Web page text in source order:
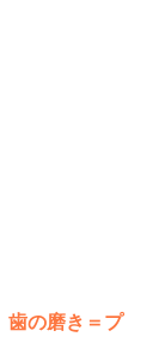
歯の磨き＝プ